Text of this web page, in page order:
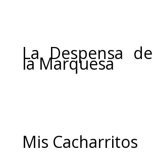
La Despensa de
la Marquesa
Mis Cacharritos